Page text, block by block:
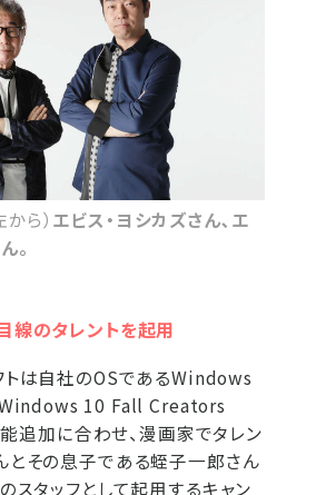
から） エビス・ヨシカズさん､エ
。
線のタレントを起用
トは自社のOSであるWindows
Windows 10 Fall Creators
追加に合わせ、漫画家でタレン
とその息子である蛭子一郎さん
スタッフとして起用するキャン